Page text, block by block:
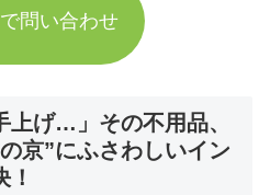
問い合わせ
上げ…」その不用品、
京”にふさわしいイン